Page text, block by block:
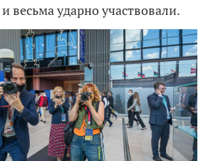
весьма ударно участвовали.